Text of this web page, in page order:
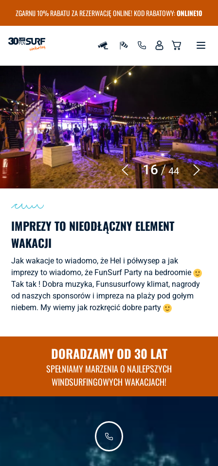
ZGARNIJ 10% RABATU ZA REZERWACJĘ ONLINE! KOD RABATOWY:ONLINE10
Szkoła i wypożyczalnia Windsurfingu FunSurf
Poprzedni
16 44
IMPREZY TO NIEODŁĄCZNY ELEMENT
WAKACJI
Jak wakacje to wiadomo, że Hel i półwysep a jak
imprezy to wiadomo, że FunSurf Party na bedroomie
Tak tak ! Dobra muzyka, Funsusurfowy klimat, nagrody
od naszych sponsorów i impreza na plaży pod gołym
niebem. My wiemy jak rozkręcić dobre party
DORADZAMY OD 30 LAT
SPEŁNIAMY MARZENIA O NAJLEPSZYCH
WINDSURFINGOWYCH WAKACJACH!